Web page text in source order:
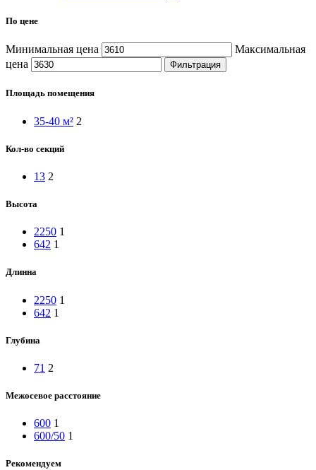
По цене
Минимальная цена
Максимальная
цена
Фильтрация
Площадь помещения
35-40 м² 2
Кол-во секций
13 2
Высота
2250 1
642 1
Длинна
2250 1
642 1
Глубина
71 2
Межосевое расстояние
600 1
600/50 1
Рекомендуем